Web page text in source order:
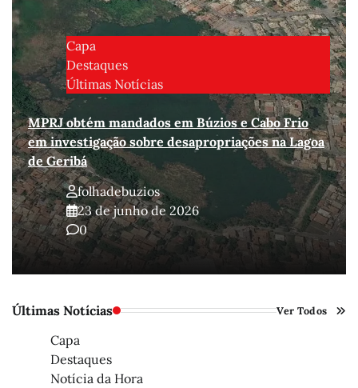
Capa
Destaques
Últimas Notícias
MPRJ obtém mandados em Búzios e Cabo Frio
em investigação sobre desapropriações na Lagoa
de Geribá
folhadebuzios
23 de junho de 2026
0
Últimas Notícias Ver Todos
Capa
Destaques
Notícia da Hora